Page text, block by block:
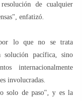
de cualquier
enfatizó.
lo que no se trata
solución pacífica, sino
internacionalmente
involucradas.
solo de paso", y es la